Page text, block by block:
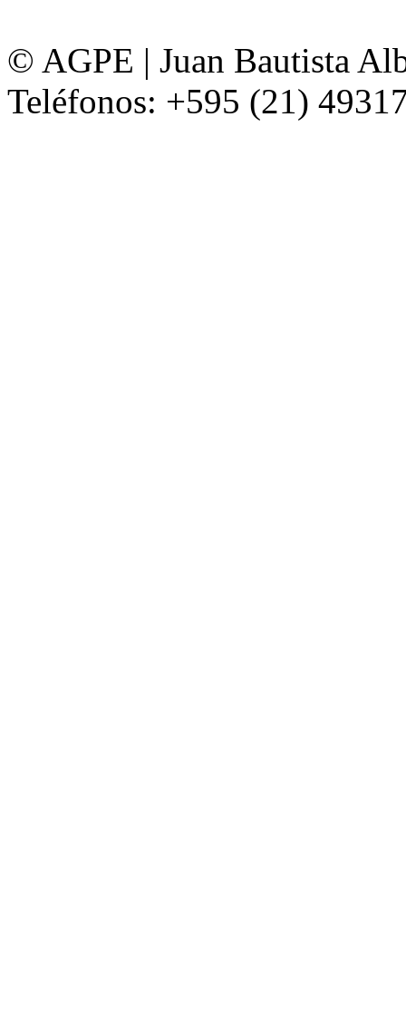
© AGPE | Juan Bautista
Teléfonos: +595 (21)